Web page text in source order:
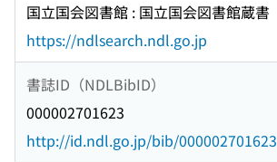
国立国会図書館 : 国立国会図書館蔵書
https://ndlsearch.ndl.go.jp
書誌ID（NDLBibID）
000002701623
http://id.ndl.go.jp/bib/000002701623